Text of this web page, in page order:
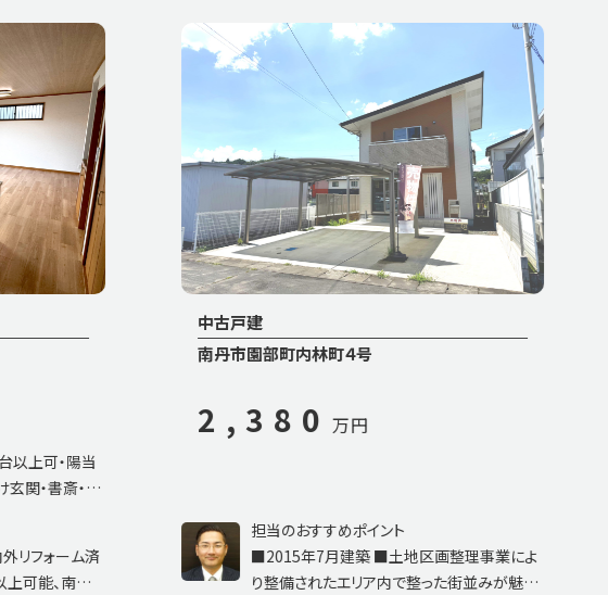
可・陽当
書斎・屋
ォーム済
能、南側ひ
中古戸建
南丹市園部町内林町４号
2,380万円
担当のおすすめポイント
■2015年7月建築 ■土地区画整理事業によ
り整備されたエリア内で整った街並みが魅力